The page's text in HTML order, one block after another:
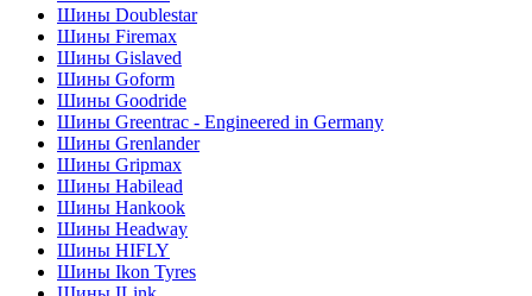
Шины Doublestar
Шины Firemax
Шины Gislaved
Шины Goform
Шины Goodride
Шины Greentrac - Engineered in Germany
Шины Grenlander
Шины Gripmax
Шины Habilead
Шины Hankook
Шины Headway
Шины HIFLY
Шины Ikon Tyres